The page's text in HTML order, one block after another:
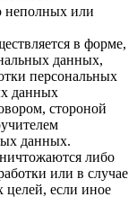
неполных или
в форме,
данных,
персональных
данных
стороной
данных.
либо
или в случае
целей, если иное